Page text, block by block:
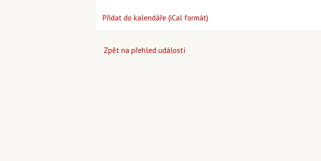
Přidat do kalendáře (iCal formát)
Zpět na přehled událostí